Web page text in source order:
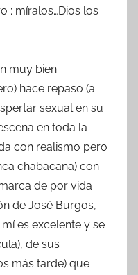
: míralos…Dios los
muy bien
hace repaso (a
sexual en su
en toda la
con realismo pero
chabacana) con
de por vida
de José Burgos,
es excelente y se
de sus
más tarde) que